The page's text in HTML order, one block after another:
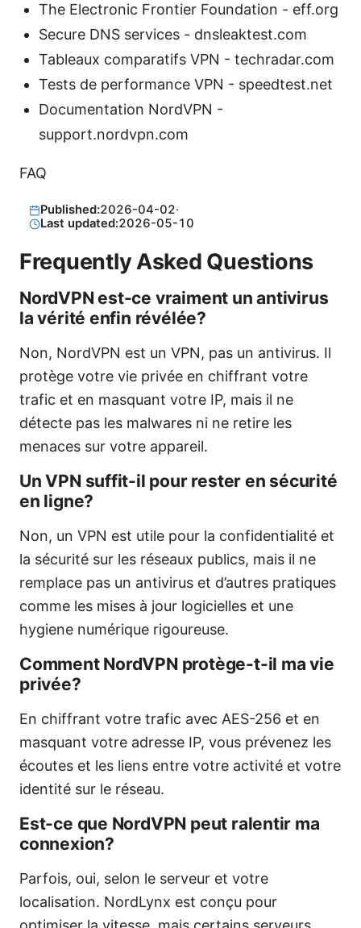
The Electronic Frontier Foundation - eff.org
Secure DNS services - dnsleaktest.com
Tableaux comparatifs VPN - techradar.com
Tests de performance VPN - speedtest.net
Documentation NordVPN -
support.nordvpn.com
FAQ
Published:2026-04-02·
Last updated:2026-05-10
Frequently Asked Questions
NordVPN est-ce vraiment un antivirus
la vérité enfin révélée?
Non, NordVPN est un VPN, pas un antivirus. Il
protège votre vie privée en chiffrant votre
trafic et en masquant votre IP, mais il ne
détecte pas les malwares ni ne retire les
menaces sur votre appareil.
Un VPN suffit-il pour rester en sécurité
en ligne?
Non, un VPN est utile pour la confidentialité et
la sécurité sur les réseaux publics, mais il ne
remplace pas un antivirus et d’autres pratiques
comme les mises à jour logicielles et une
hygiene numérique rigoureuse.
Comment NordVPN protège-t-il ma vie
privée?
En chiffrant votre trafic avec AES-256 et en
masquant votre adresse IP, vous prévenez les
écoutes et les liens entre votre activité et votre
identité sur le réseau.
Est-ce que NordVPN peut ralentir ma
connexion?
Parfois, oui, selon le serveur et votre
localisation. NordLynx est conçu pour